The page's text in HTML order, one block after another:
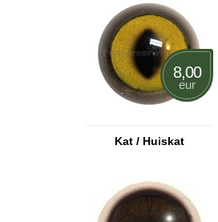
Kat / Huiskat
8,00
eur